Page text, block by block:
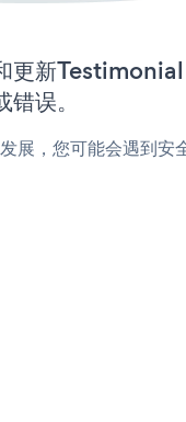
更新
误。
展，您可能会遇到